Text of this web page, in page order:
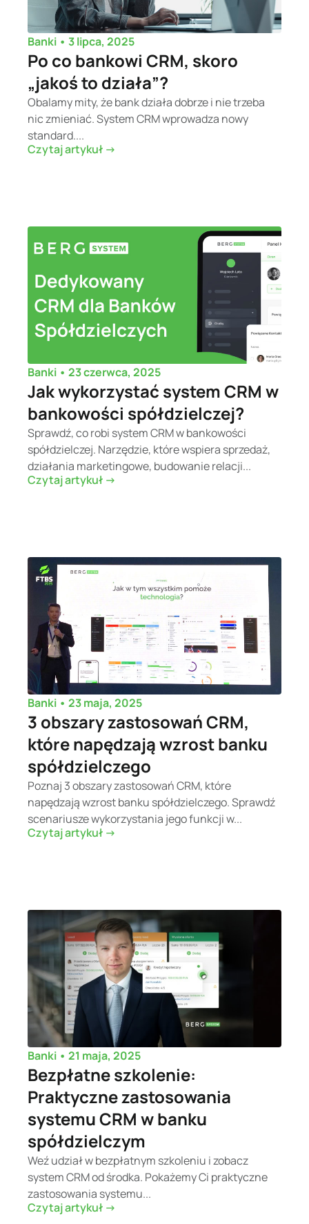
Banki • 3 lipca, 2025
Po co bankowi CRM, skoro
„jakoś to działa”?
Obalamy mity, że bank działa dobrze i nie trzeba
nic zmieniać. System CRM wprowadza nowy
standard....
Czytaj artykuł ->
Banki • 23 czerwca, 2025
Jak wykorzystać system CRM w
bankowości spółdzielczej?
Sprawdź, co robi system CRM w bankowości
spółdzielczej. Narzędzie, które wspiera sprzedaż,
działania marketingowe, budowanie relacji...
Czytaj artykuł ->
Banki • 23 maja, 2025
3 obszary zastosowań CRM,
które napędzają wzrost banku
spółdzielczego
Poznaj 3 obszary zastosowań CRM, które
napędzają wzrost banku spółdzielczego. Sprawdź
scenariusze wykorzystania jego funkcji w...
Czytaj artykuł ->
Banki • 21 maja, 2025
Bezpłatne szkolenie:
Praktyczne zastosowania
systemu CRM w banku
spółdzielczym
Weź udział w bezpłatnym szkoleniu i zobacz
system CRM od środka. Pokażemy Ci praktyczne
zastosowania systemu...
Czytaj artykuł ->